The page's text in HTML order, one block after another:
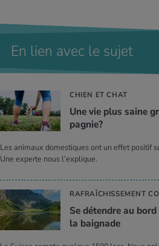
En lien avec le sujet
CHIEN ET CHAT
Une vie plus saine
pa­gnie?
Les animaux domestiques ont un effet positif
Une experte nous l’explique.
RAFRAÎCHISSEMENT
Se détendre au
la bai­gnade